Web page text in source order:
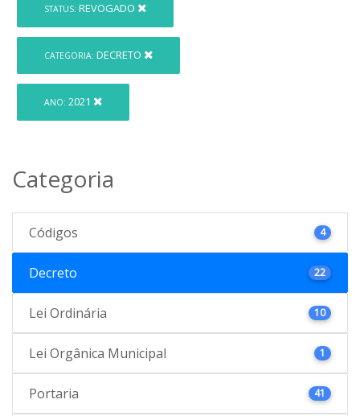
STATUS: REVOGADO
CATEGORIA: DECRETO
ANO: 2021
Categoria
Códigos 4
Decreto 22
Lei Ordinária 10
Lei Orgânica Municipal 1
Portaria 41